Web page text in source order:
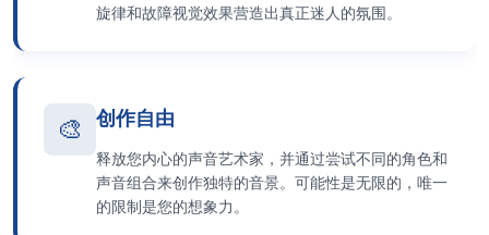
旋律和故障视觉效果营造出真正迷人的氛围。
🎨 创作自由
释放您内心的声音艺术家，并通过尝试不同的角色和
声音组合来创作独特的音景。可能性是无限的，唯一
的限制是您的想象力。